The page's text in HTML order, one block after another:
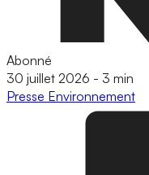
Abonné
30 juillet 2026 - 3 min
Presse Environnement